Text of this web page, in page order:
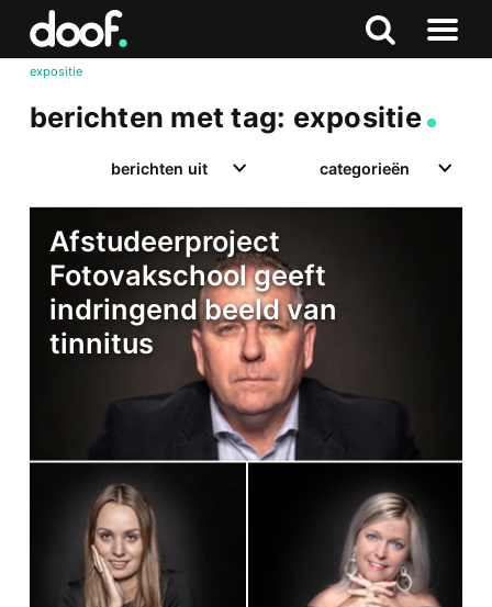
Zoeken
Naar
expositie
berichten met tag: expositie
berichten uit categorieën
Afstudeerproject
Fotovakschool geeft
indringend beeld van
tinnitus
Doof.nl
Zoeken